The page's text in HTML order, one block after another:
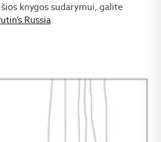
knygos sudarymui, galite
Russia.